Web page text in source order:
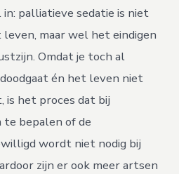
palliatieve sedatie is niet
maar wel het eindigen
Omdat je toch al
én het leven niet
is het proces dat bij
te bepalen of de
wordt niet nodig bij
zijn er ook meer artsen